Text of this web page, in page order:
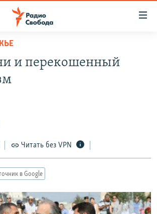
и перекошенный
Читать без VPN
в Google